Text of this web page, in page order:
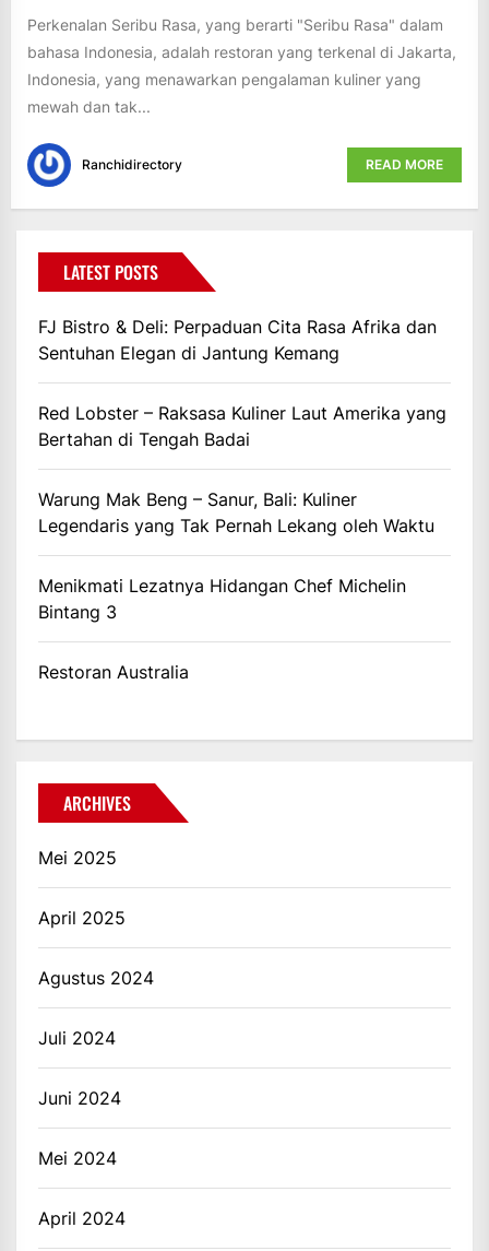
Perkenalan Seribu Rasa, yang berarti "Seribu Rasa" dalam
bahasa Indonesia, adalah restoran yang terkenal di Jakarta,
Indonesia, yang menawarkan pengalaman kuliner yang
mewah dan tak...
Ranchidirectory READ MORE
LATEST POSTS
FJ Bistro & Deli: Perpaduan Cita Rasa Afrika dan
Sentuhan Elegan di Jantung Kemang
Red Lobster – Raksasa Kuliner Laut Amerika yang
Bertahan di Tengah Badai
Warung Mak Beng – Sanur, Bali: Kuliner
Legendaris yang Tak Pernah Lekang oleh Waktu
Menikmati Lezatnya Hidangan Chef Michelin
Bintang 3
Restoran Australia
ARCHIVES
Mei 2025
April 2025
Agustus 2024
Juli 2024
Juni 2024
Mei 2024
April 2024